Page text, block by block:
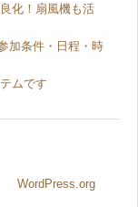
化！扇風機も活
加条件・日程・時
ムです
WordPress.org